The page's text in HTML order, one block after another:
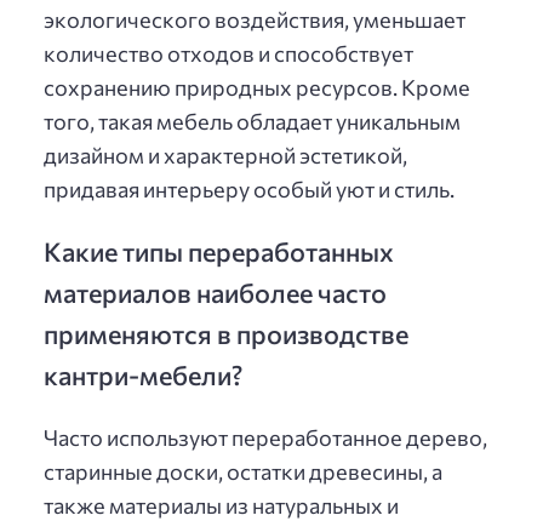
экологического воздействия, уменьшает
количество отходов и способствует
сохранению природных ресурсов. Кроме
того, такая мебель обладает уникальным
дизайном и характерной эстетикой,
придавая интерьеру особый уют и стиль.
Какие типы переработанных
материалов наиболее часто
применяются в производстве
кантри-мебели?
Часто используют переработанное дерево,
старинные доски, остатки древесины, а
также материалы из натуральных и